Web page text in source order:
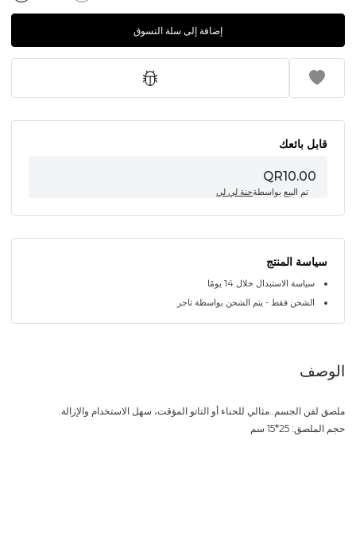
إضافة إلى سلة التسوق
قابل بائعك
QR10.00
تم البيع بواسطةحنة لي لي
سياسة المنتج
سياسة الاستبدال خلال 14 يومًا
الشحن فقط - يتم الشحن بواسطة تاجر
الوصف
ملصق لفن الجسم..مثالي للحناء أو التاتو المؤقت، سهل الاستخدام والإزالة.
حجم الملصق: 25*15 سم